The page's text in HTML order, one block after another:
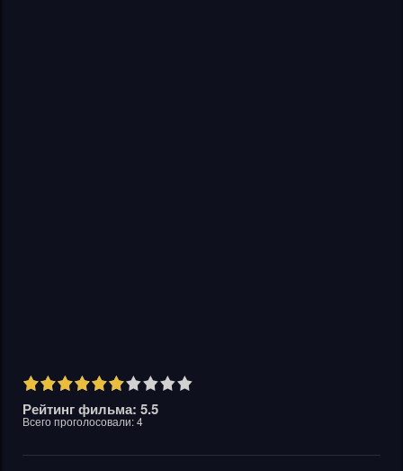
Рейтинг фильма: 5.5
Всего проголосовали:4